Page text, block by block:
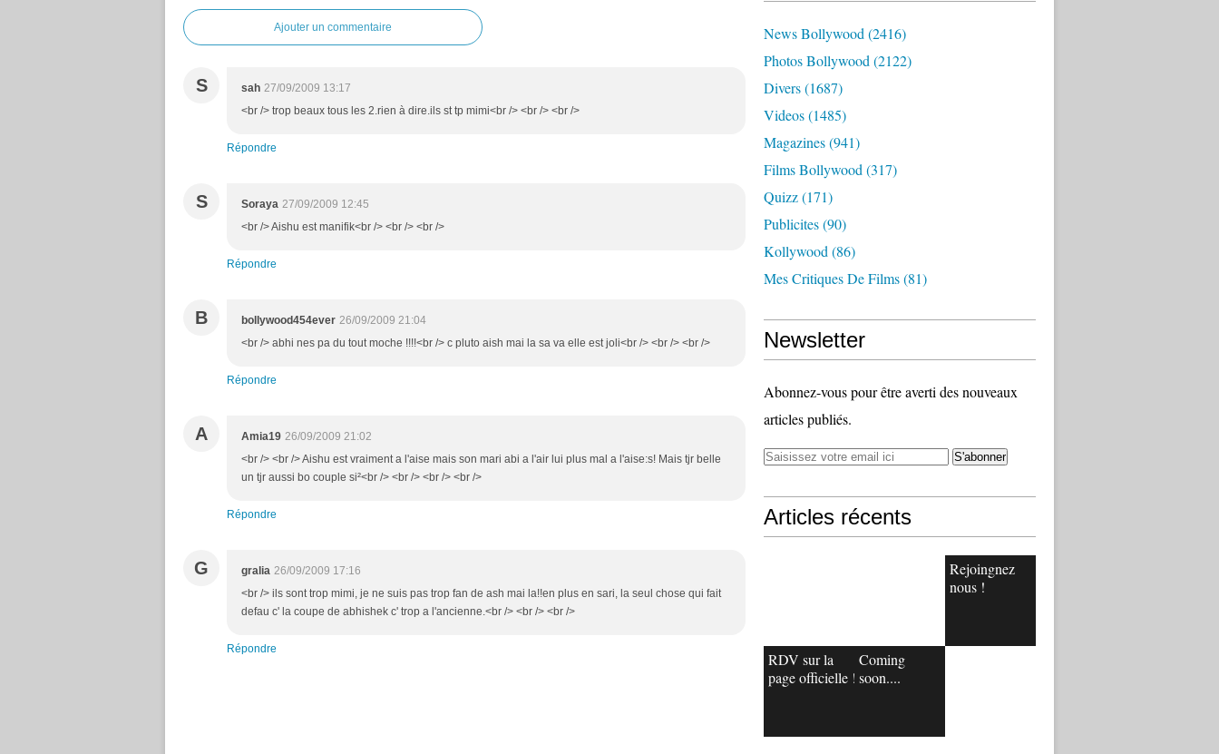
Ajouter un commentaire
S sah 27/09/2009 13:17
<br /> trop beaux tous les 2.rien à dire.ils st tp mimi<br /> <br /> <br />
Répondre
S Soraya 27/09/2009 12:45
<br /> Aishu est manifik<br /> <br /> <br />
Répondre
B bollywood454ever 26/09/2009 21:04
<br /> abhi nes pa du tout moche !!!!<br /> c pluto aish mai la sa va elle est joli<br /> <br /> <br />
Répondre
A Amia19 26/09/2009 21:02
<br /> <br /> Aishu est vraiment a l'aise mais son mari abi a l'air lui plus mal a l'aise:s! Mais tjr belle
un tjr aussi bo couple si²<br /> <br /> <br /> <br />
Répondre
G gralia 26/09/2009 17:16
<br /> ils sont trop mimi, je ne suis pas trop fan de ash mai la!!en plus en sari, la seul chose qui fait
defau c' la coupe de abhishek c' trop a l'ancienne.<br /> <br /> <br />
Répondre
News Bollywood (2416)
Photos Bollywood (2122)
Divers(1687)
Videos(1485)
Magazines(941)
Films Bollywood (317)
Quizz(171)
Publicites(90)
Kollywood (86)
Mes Critiques De Films(81)
Newsletter
Abonnez-vous pour être averti des nouveaux
articles publiés.
Articles récents
Rejoingnez
nous !
RDV sur la
page officielle !
Coming
soon....